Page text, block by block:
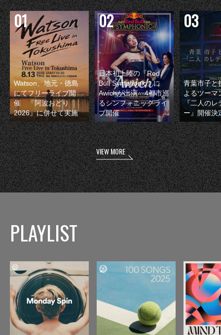
Watson、地元・徳島
にてフリーライブ開
催 『阿波おどり
2026』に併せて実施
日本初上陸の『Red
Bull Symphonic』に
Awichが出演 4都市巡
るシンフォニックライ
ブ開催
青葉市子と
よるツーマ
『二人のレ
ー』開催決
VIEW MORE
PLAYLIST